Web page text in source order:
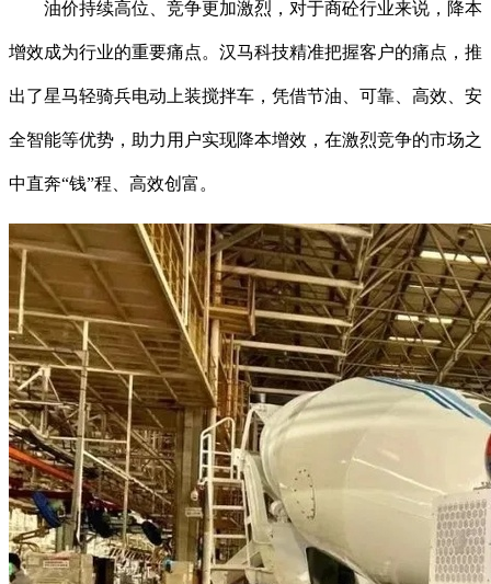
油价持续高位、竞争更加激烈，对于商砼行业来说，降本
增效成为行业的重要痛点。汉马科技精准把握客户的痛点，推
出了星马轻骑兵电动上装搅拌车，凭借节油、可靠、高效、安
全智能等优势，助力用户实现降本增效，在激烈竞争的市场之
中直奔“钱”程、高效创富。